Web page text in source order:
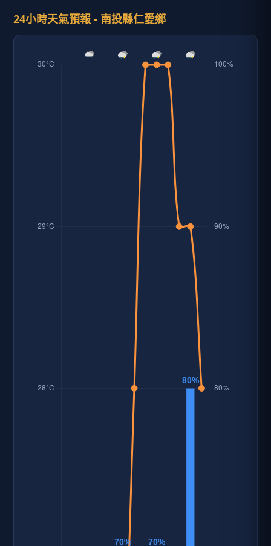
24小時天氣預報 - 南投縣仁愛鄉